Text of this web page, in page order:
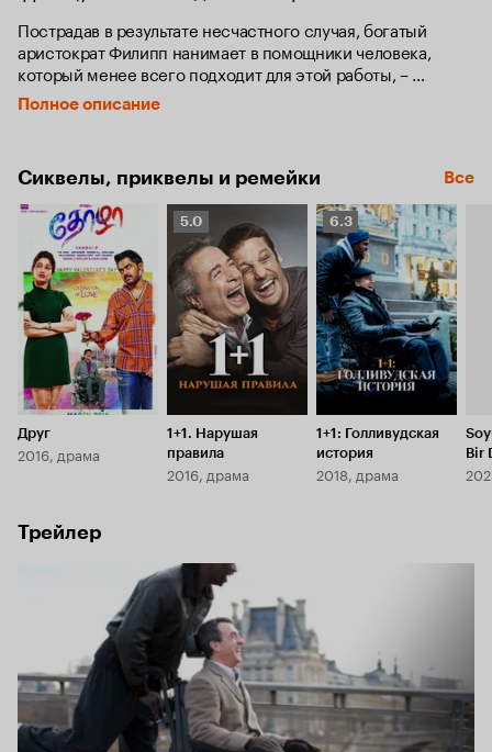
Пострадав в результате несчастного случая, богатый
аристократ Филипп нанимает в помощники человека,
который менее всего подходит для этой работы, –
молодого жителя предместья Дрисса, только что
освободившегося из тюрьмы. Несмотря на то, что Филипп
приключений.
Полное описание
Сиквелы, приквелы и ремейки Все
Друг
2016, драма
Рейтинг
Кинопоиска
5.0
5.0
1+1. Нарушая
правила
2016, драма
Рейтинг
Кинопоиска
6.3
6.3
1+1: Голливудская
история
2018, драма
Bir
Трейлер